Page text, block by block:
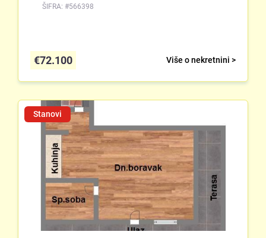
ŠIFRA: #566398
Više o nekretnini >
€72.100
Stanovi